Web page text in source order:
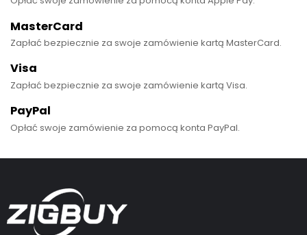
MasterCard
Zapłać bezpiecznie za swoje zamówienie kartą MasterCard.
Visa
Zapłać bezpiecznie za swoje zamówienie kartą Visa.
PayPal
Opłać swoje zamówienie za pomocą konta PayPal.